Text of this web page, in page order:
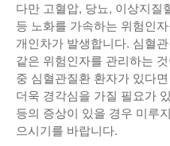
다만 고혈압, 당뇨, 이상지질
등 노화를 가속하는 위험인
개인차가 발생합니다. 심혈
같은 위험인자를 관리하는
중 심혈관질환 환자가 있다
더욱 경각심을 가질 필요가
등의 증상이 있을 경우 미루
으시기를 바랍니다.